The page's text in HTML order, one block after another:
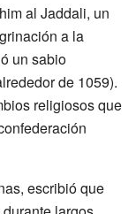
al Jaddali, un
a la
un sabio
de 1059).
religiosos que
escribió que